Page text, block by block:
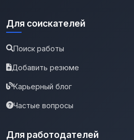
Для соискателей
Поиск работы
Добавить резюме
Карьерный блог
Частые вопросы
Для работодателей